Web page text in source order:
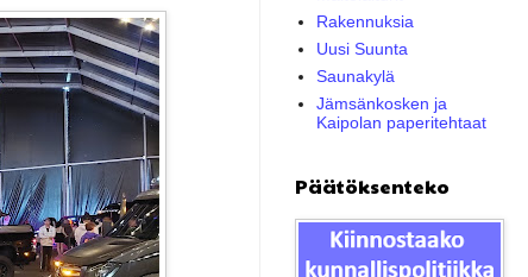
Rakennuksia
Uusi Suunta
Saunakylä
Jämsänkosken ja
Kaipolan paperitehtaat
Päätöksenteko